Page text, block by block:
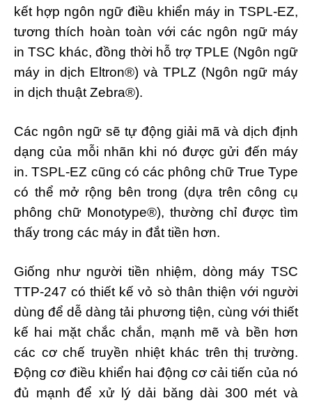
kết hợp ngôn ngữ điều khiển máy in TSPL-EZ,
tương thích hoàn toàn với các ngôn ngữ máy
in TSC khác, đồng thời hỗ trợ TPLE (Ngôn ngữ
máy in dịch Eltron®) và TPLZ (Ngôn ngữ máy
in dịch thuật Zebra®).
Các ngôn ngữ sẽ tự động giải mã và dịch định
dạng của mỗi nhãn khi nó được gửi đến máy
in. TSPL-EZ cũng có các phông chữ True Type
có thể mở rộng bên trong (dựa trên công cụ
phông chữ Monotype®), thường chỉ được tìm
thấy trong các máy in đắt tiền hơn.
Giống như người tiền nhiệm, dòng máy TSC
TTP-247 có thiết kế vỏ sò thân thiện với người
dùng để dễ dàng tải phương tiện, cùng với thiết
kế hai mặt chắc chắn, mạnh mẽ và bền hơn
các cơ chế truyền nhiệt khác trên thị trường.
Động cơ điều khiển hai động cơ cải tiến của nó
đủ mạnh để xử lý dải băng dài 300 mét và